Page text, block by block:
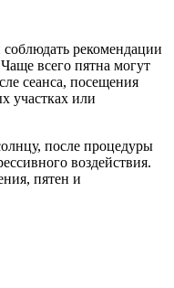
рекомендации
всего пятна могут
сеанса, посещения
участках или
после процедуры
воздействия.
пятен и